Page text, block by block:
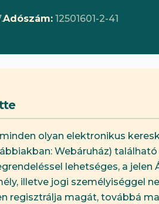
Adószám: 12501601-2-41
olyan elektronikus
Webáruház)
lehetséges, a
illetve jogi személyiséggel
regisztrálja magát, továbbá